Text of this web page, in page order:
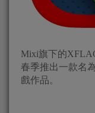
Mixi旗下的
春季推出一款名
戲作品。